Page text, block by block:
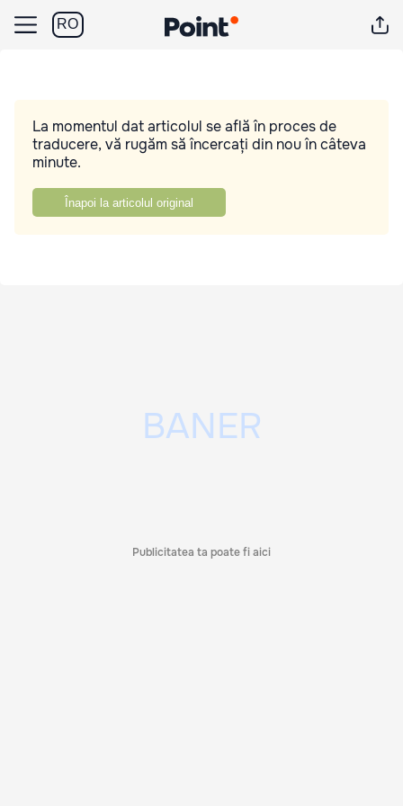
RO
La momentul dat articolul se află în proces de
traducere, vă rugăm să încercați din nou în câteva
minute.
Înapoi la articolul original
Publicitatea ta poate fi aici